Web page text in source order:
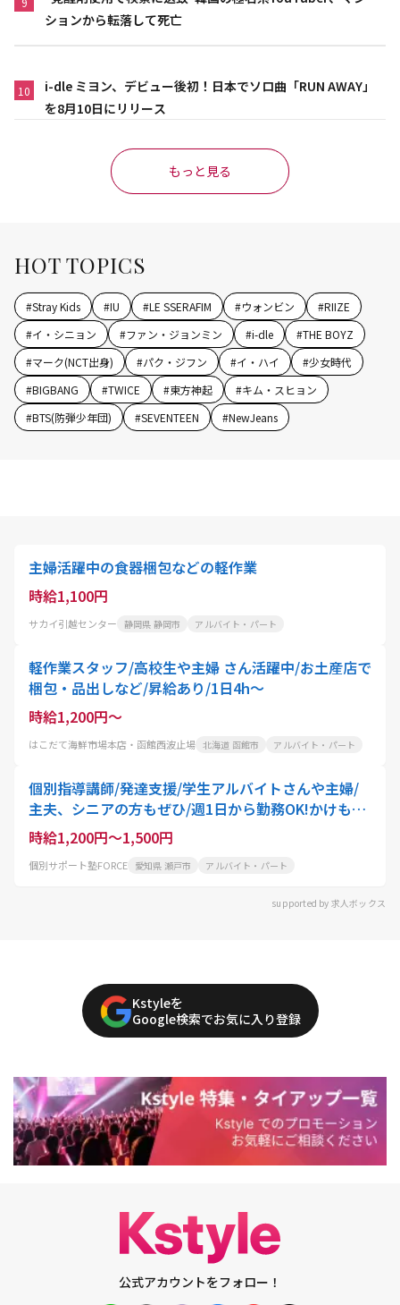
ションから転落して死亡
10
i-dle ミヨン、デビュー後初！日本でソロ曲「RUN AWAY」
を8月10日にリリース
もっと見る
HOT TOPICS
#Stray Kids #IU #LE SSERAFIM #ウォンビン #RIIZE
#イ・シニョン #ファン・ジョンミン #i-dle #THE BOYZ
#マーク(NCT出身) #パク・ジフン #イ・ハイ #少女時代
#BIGBANG #TWICE #東方神起 #キム・スヒョン
#BTS(防弾少年団) #SEVENTEEN #NewJeans
主婦活躍中の食器梱包などの軽作業
時給1,100円
サカイ引越センター 静岡県 静岡市 アルバイト・パート
軽作業スタッフ/高校生や主婦 さん活躍中/お土産店で
梱包・品出しなど/昇給あり/1日4h～
時給1,200円～
はこだて海鮮市場本店・函館西波止場 北海道 函館市 アルバイト・パート
個別指導講師/発達支援/学生アルバイトさんや主婦/
主夫、シニアの方もぜひ/週1日から勤務OK!かけもち
バイトにもおすすめ
時給1,200円～1,500円
個別サポート塾FORCE 愛知県 瀬戸市 アルバイト・パート
supported by 求人ボックス
Kstyleを
Google検索でお気に入り登録
公式アカウントをフォロー！